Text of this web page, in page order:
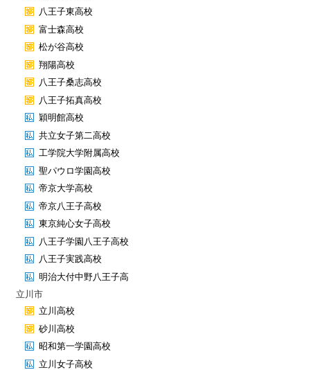
八王子東高校
富士森高校
松が谷高校
翔陽高校
八王子桑志高校
八王子拓真高校
穎明館高校
共立女子第二高校
工学院大学附属高校
聖パウロ学園高校
帝京大学高校
帝京八王子高校
東京純心女子高校
八王子学園八王子高校
八王子実践高校
明治大付中野八王子高
立川市
立川高校
砂川高校
昭和第一学園高校
立川女子高校